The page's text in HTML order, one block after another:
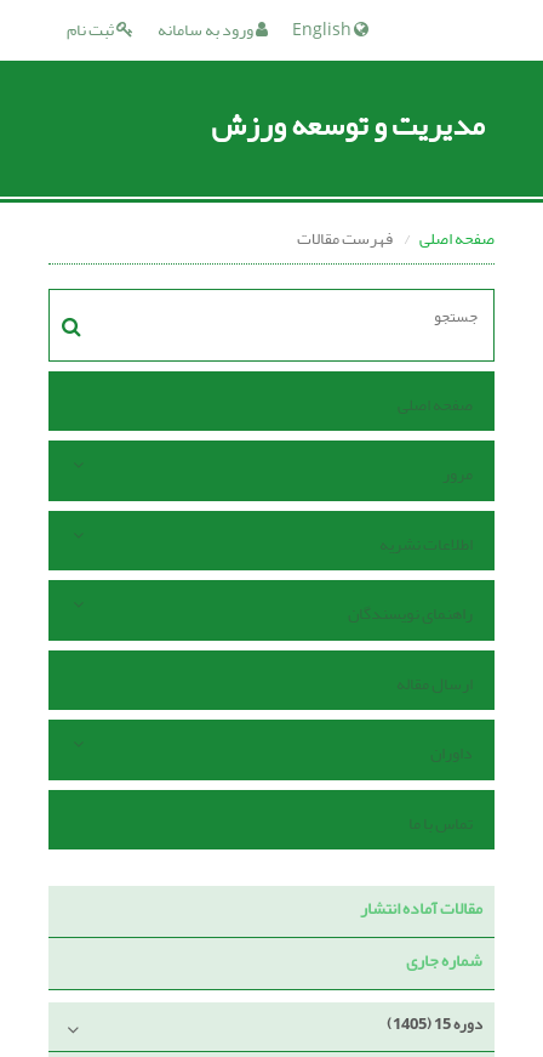
ثبت نام ورود به سامانه
مدیریت و توسعه ورزش
صفحه اصلی فهرست مقالات
صفحه اصلی
مرور
اطلاعات نشریه
راهنمای نویسندگان
ارسال مقاله
داوران
تماس با ما
مقالات آماده انتشار
شماره جاری
دوره 15 (1405)